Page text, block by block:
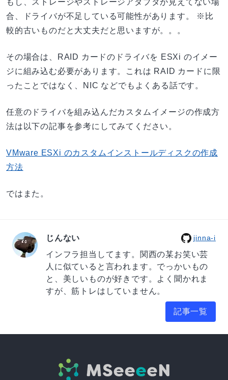
もし、ストレージやストレージアダプタが見えてない場
合、ドライバが不足している可能性があります。 ※比
較的古いものだと大丈夫だと思いますが。。。
その場合は、RAID カードのドライバを ESXi のイメー
ジに組み込む必要があります。これは RAID カードに限
ったことではなく、NIC などでもよくある話です。
任意のドライバを組み込んだカスタムイメージの作成方
法は以下の記事を参考にしてみてください。
VMware ESXi のカスタムインストールディスクの作成
方法
ではまた。
じんない jinna-i
インフラ担当してます。関西の某お笑い芸
人に似ていると言われます。でっかいもの
と、美しいものが好きです。よく聞かれま
すが、筋トレはしていません。
記事一覧